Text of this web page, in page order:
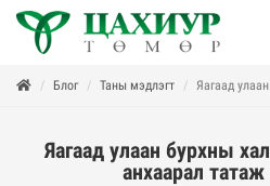
Блог Таны мэдлэгт Яагаад
Яагаад улаан бурхны
анхаарал